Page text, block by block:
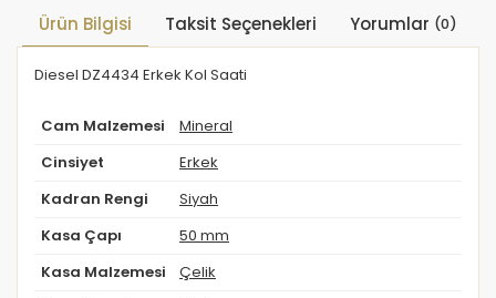
Ürün Bilgisi Taksit Seçenekleri Yorumlar (0)
Diesel DZ4434 Erkek Kol Saati
Cam Malzemesi Mineral
Cinsiyet Erkek
Kadran Rengi Siyah
Kasa Çapı 50 mm
Kasa Malzemesi Çelik